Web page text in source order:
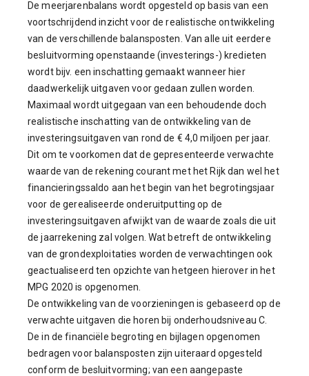
De meerjarenbalans wordt opgesteld op basis van een
voortschrijdend inzicht voor de realistische ontwikkeling
van de verschillende balansposten. Van alle uit eerdere
besluitvorming openstaande (investerings-) kredieten
wordt bijv. een inschatting gemaakt wanneer hier
daadwerkelijk uitgaven voor gedaan zullen worden.
Maximaal wordt uitgegaan van een behoudende doch
realistische inschatting van de ontwikkeling van de
investeringsuitgaven van rond de € 4,0 miljoen per jaar.
Dit om te voorkomen dat de gepresenteerde verwachte
waarde van de rekening courant met het Rijk dan wel het
financieringssaldo aan het begin van het begrotingsjaar
voor de gerealiseerde onderuitputting op de
investeringsuitgaven afwijkt van de waarde zoals die uit
de jaarrekening zal volgen. Wat betreft de ontwikkeling
van de grondexploitaties worden de verwachtingen ook
geactualiseerd ten opzichte van hetgeen hierover in het
MPG 2020 is opgenomen.
De ontwikkeling van de voorzieningen is gebaseerd op de
verwachte uitgaven die horen bij onderhoudsniveau C.
De in de financiële begroting en bijlagen opgenomen
bedragen voor balansposten zijn uiteraard opgesteld
conform de besluitvorming; van een aangepaste